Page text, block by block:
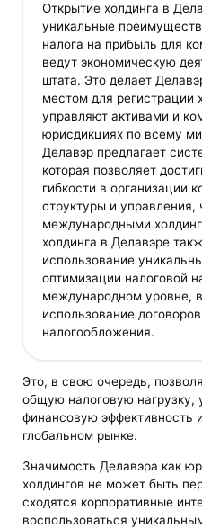
Открытие холдинга в
уникальные
налога на прибыль для
ведут экономическую
штата. Это делает
местом для регистрации
управляют активами и
юрисдикциях по всему
Делавэр предлагает
которая позволяет
гибкости в организации
структуры и управления,
международными
холдинга в Делавэре
использование
оптимизации налоговой
международном уровне,
использование
налогообложения.
Это, в свою очередь,
общую налоговую
финансовую эффективность
глобальном рынке.
Значимость Делавэра как
холдингов не может быть
сходятся корпоративные
воспользоваться